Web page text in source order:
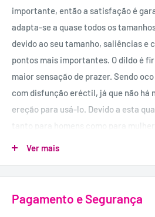
importante, então a satisfação é
adapta-se a quase todos os
devido ao seu tamanho, saliências e
pontos mais importantes. O dildo é
maior sensação de prazer. Sendo
com disfunção eréctil, já que não há
ereção para usá-lo. Devido a esta
tanto para homens como para
USO RECOMENDADO:
Para melhores resultados é
Ver mais
Pagamento e Segurança